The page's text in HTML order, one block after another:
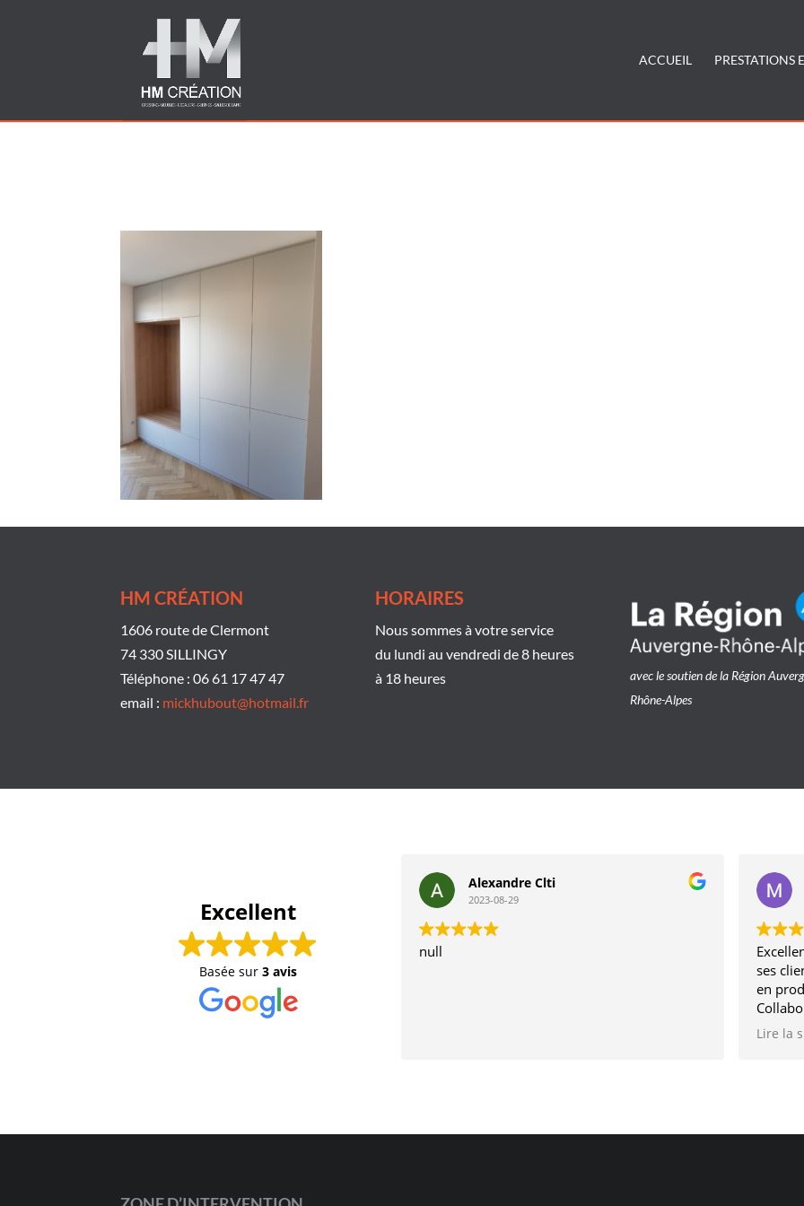
ACCUEIL PRESTATIONS
HM CRÉATION
1606 route de Clermont
74 330 SILLINGY
Téléphone : 06 61 17 47 47
email : mickhubout@hotmail.fr
HORAIRES
Nous sommes à votre service
du lundi au vendredi de 8 heures
à 18 heures
avec le soutien de la Région
Rhône-Alpes
Excellent
Basée sur3 avis
Alexandre Clti
2023-08-29
null
ses
en
depuis
Lire la